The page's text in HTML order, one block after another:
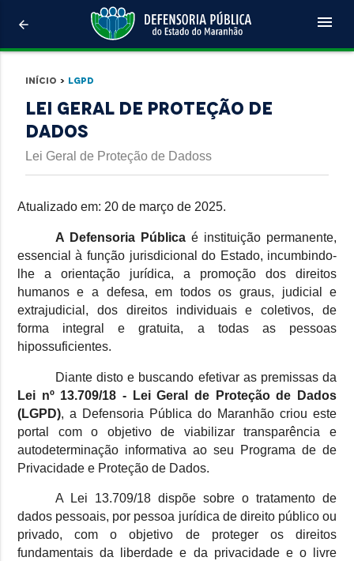
arrow_back menu
Início > LGPD
Lei Geral de Proteção de
Dados
Lei Geral de Proteção de Dadoss
Atualizado em: 20 de março de 2025.
A Defensoria Públicaé instituição permanente,
essencial à função jurisdicional do Estado, incumbindo-
lhe a orientação jurídica, a promoção dos direitos
humanos e a defesa, em todos os graus, judicial e
extrajudicial, dos direitos individuais e coletivos, de
forma integral e gratuita, a todas as pessoas
hipossuficientes.
Diante disto e buscando efetivar as premissas da
Lei nº 13.709/18 - Lei Geral de Proteção de Dados
(LGPD), a Defensoria Pública do Maranhão criou este
portal com o objetivo de viabilizar transparência e
autodeterminação informativa ao seu Programa de de
Privacidade e Proteção de Dados.
A Lei 13.709/18 dispõe sobre o tratamento de
dados pessoais, por pessoa jurídica de direito público ou
privado, com o objetivo de proteger os direitos
fundamentais da liberdade e da privacidade e o livre